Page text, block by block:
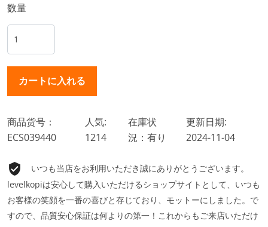
数量
商品货号：
ECS039440
人気:
1214
在庫状
況：有り
更新日期:
2024-11-04
いつも当店をお利用いただき誠にありがとうございます。
levelkopiは安心して購入いただけるショップサイトとして、いつも
お客様の笑顔を一番の喜びと存じており、モットーにしました。で
すので、品質安心保証は何よりの第一！これからもご来店いただけ